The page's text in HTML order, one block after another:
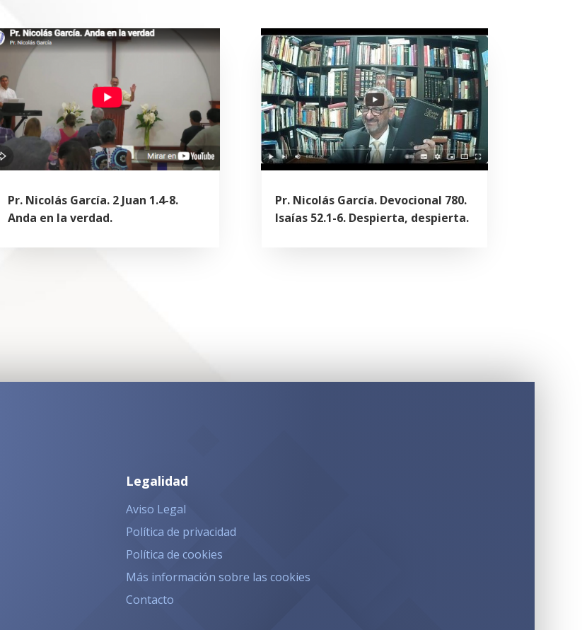
Pr. Nicolás García. 2 Juan 1.4-8.
Anda en la verdad.
Pr. Nicolás García. Devocional 780.
Isaías 52.1-6. Despierta, despierta.
Legalidad
Aviso Legal
Política de privacidad
Política de cookies
Más información sobre las cookies
Contacto